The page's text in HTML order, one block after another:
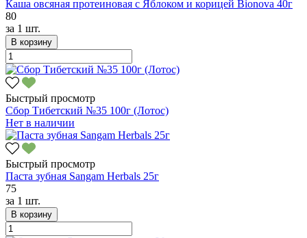
Каша овсяная протеиновая с Яблоком и корицей Bionova 40г
80
за 1 шт.
В корзину
Быстрый просмотр
Сбор Тибетский №35 100г (Лотос)
Нет в наличии
Быстрый просмотр
Паста зубная Sangam Herbals 25г
75
за 1 шт.
В корзину